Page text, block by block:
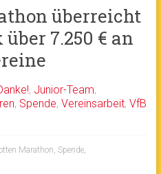
überreicht
7.250 € an
, Junior-Team,
, Spende, Vereinsarbeit, VfB
Marathon, Spende,